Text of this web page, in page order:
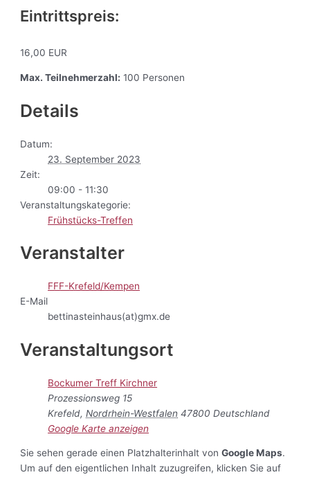
Eintrittspreis:
16,00 EUR
Max. Teilnehmerzahl: 100 Personen
Details
Datum:
23. September 2023
Zeit:
09:00 - 11:30
Veranstaltungskategorie:
Frühstücks-Treffen
Veranstalter
FFF-Krefeld/Kempen
E-Mail
bettinasteinhaus(at)gmx.de
Veranstaltungsort
Bockumer Treff Kirchner
Prozessionsweg 15
Krefeld, Nordrhein-Westfalen 47800 Deutschland
Google Karte anzeigen
Sie sehen gerade einen Platzhalterinhalt vonGoogle Maps.
Um auf den eigentlichen Inhalt zuzugreifen, klicken Sie auf